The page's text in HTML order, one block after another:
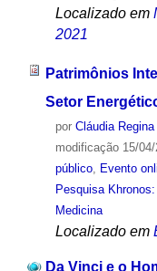
Localizado em
2021
Patrimônios
Setor
por Cláudia Regina
modificação15/04/
público, Evento
Pesquisa
Medicina
Localizado em
Da Vinci e o